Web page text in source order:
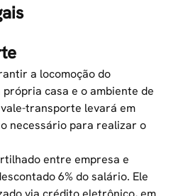
a locomoção do
casa e o ambiente de
transporte levará em
necessário para realizar o
entre empresa e
6% do salário. Ele